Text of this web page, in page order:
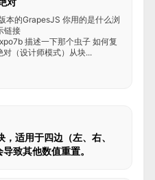
本的GrapesJS 你用的是什么浏
链接
描述一下那个虫子 如何复
（设计师模式）从块...
适用于四边（左、右、
致其他数值重置。